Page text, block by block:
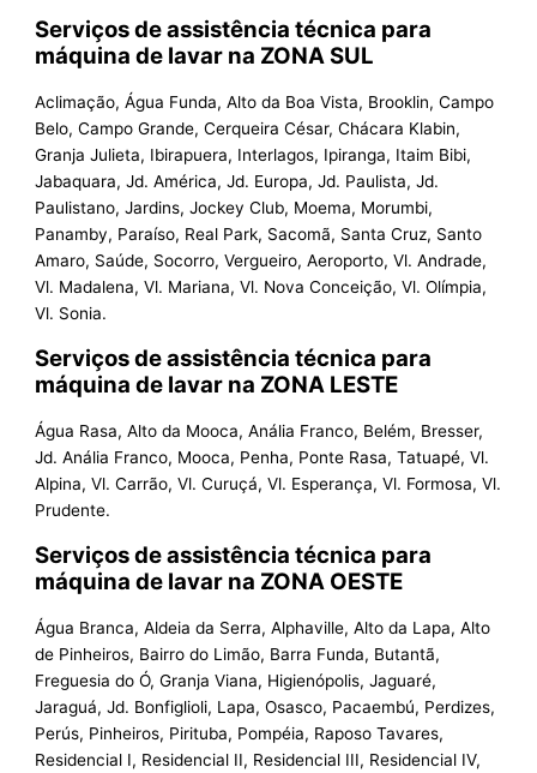
Serviços de assistência técnica para
máquina de lavar na ZONA SUL
Aclimação, Água Funda, Alto da Boa Vista, Brooklin, Campo
Belo, Campo Grande, Cerqueira César, Chácara Klabin,
Granja Julieta, Ibirapuera, Interlagos, Ipiranga, Itaim Bibi,
Jabaquara, Jd. América, Jd. Europa, Jd. Paulista, Jd.
Paulistano, Jardins, Jockey Club, Moema, Morumbi,
Panamby, Paraíso, Real Park, Sacomã, Santa Cruz, Santo
Amaro, Saúde, Socorro, Vergueiro, Aeroporto, Vl. Andrade,
Vl. Madalena, Vl. Mariana, Vl. Nova Conceição, Vl. Olímpia,
Vl. Sonia.
Serviços de assistência técnica para
máquina de lavar na ZONA LESTE
Água Rasa, Alto da Mooca, Anália Franco, Belém, Bresser,
Jd. Anália Franco, Mooca, Penha, Ponte Rasa, Tatuapé, Vl.
Alpina, Vl. Carrão, Vl. Curuçá, Vl. Esperança, Vl. Formosa, Vl.
Prudente.
Serviços de assistência técnica para
máquina de lavar na ZONA OESTE
Água Branca, Aldeia da Serra, Alphaville, Alto da Lapa, Alto
de Pinheiros, Bairro do Limão, Barra Funda, Butantã,
Freguesia do Ó, Granja Viana, Higienópolis, Jaguaré,
Jaraguá, Jd. Bonfiglioli, Lapa, Osasco, Pacaembú, Perdizes,
Perús, Pinheiros, Pirituba, Pompéia, Raposo Tavares,
Residencial I, Residencial II, Residencial III, Residencial IV,